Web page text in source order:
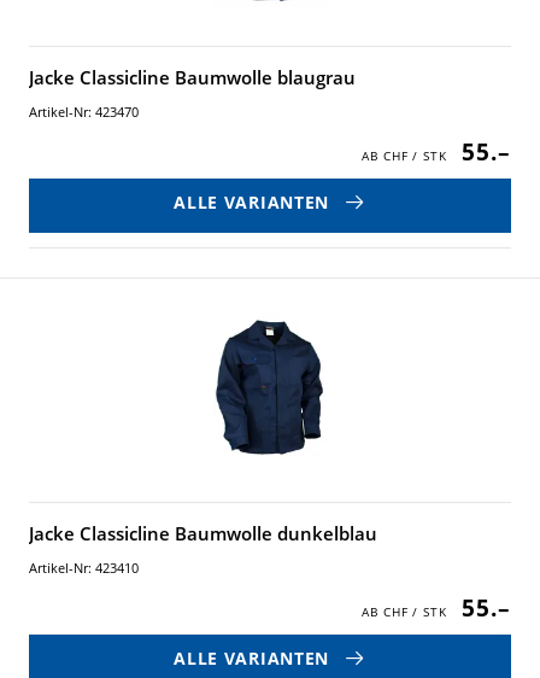
Jacke Classicline Baumwolle blaugrau
Artikel-Nr: 423470
55.–
ALLE VARIANTEN
Jacke Classicline Baumwolle dunkelblau
Artikel-Nr: 423410
55.–
ALLE VARIANTEN